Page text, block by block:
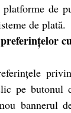
de
de plată.
pe butonul
bannerul